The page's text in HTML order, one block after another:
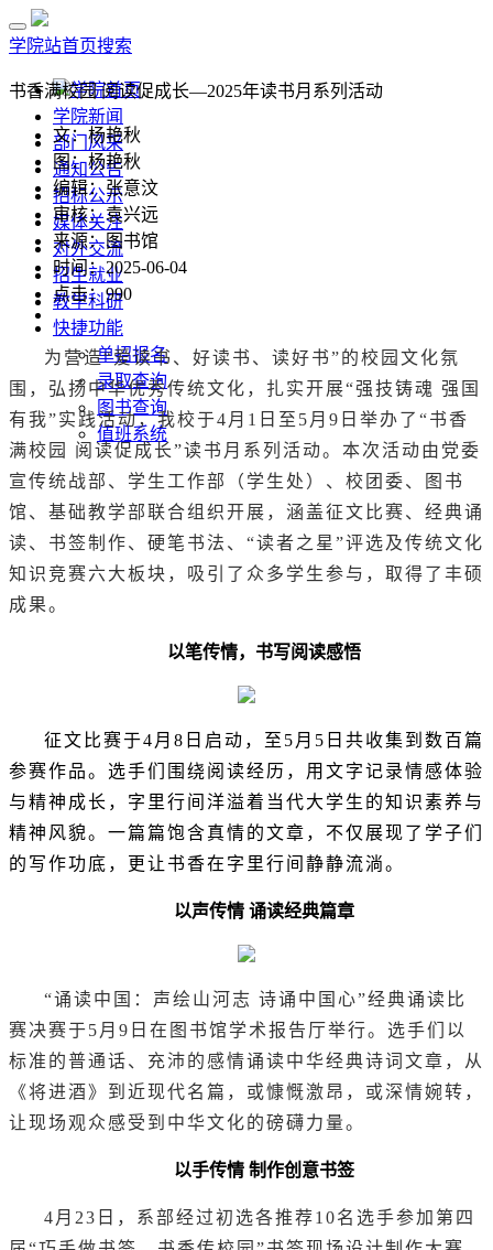
学院站首页搜索
学院首页
学院新闻
部门风采
通知公告
招标公示
媒体关注
对外交流
招生就业
教学科研
快捷功能
单招报名
录取查询
图书查询
值班系统
书香满校园 阅读促成长—2025年读书月系列活动
文：杨艳秋
图：杨艳秋
编辑：张意汶
审核：袁兴远
来源：图书馆
时间：2025-06-04
点击：990
为营造“爱读书、好读书、读好书”的校园文化氛
围，弘扬中华优秀传统文化，扎实开展“强技铸魂 强国
有我”实践活动，我校于4月1日至5月9日举办了“书香
满校园 阅读促成长”读书月系列活动。本次活动由党委
宣传统战部、学生工作部（学生处）、校团委、图书
馆、基础教学部联合组织开展，涵盖征文比赛、经典诵
读、书签制作、硬笔书法、“读者之星”评选及传统文化
知识竞赛六大板块，吸引了众多学生参与，取得了丰硕
成果。
以笔传情，书写阅读感悟
征文比赛于4月8日启动，至5月5日共收集到数百篇
参赛作品。选手们围绕阅读经历，用文字记录情感体验
与精神成长，字里行间洋溢着当代大学生的知识素养与
精神风貌。一篇篇饱含真情的文章，不仅展现了学子们
的写作功底，更让书香在字里行间静静流淌。
以声传情 诵读经典篇章
“诵读中国：声绘山河志 诗诵中国心”经典诵读比
赛决赛于5月9日在图书馆学术报告厅举行。选手们以
标准的普通话、充沛的感情诵读中华经典诗词文章，从
《将进酒》到近现代名篇，或慷慨激昂，或深情婉转，
让现场观众感受到中华文化的磅礴力量。
以手传情 制作创意书签
4月23日，系部经过初选各推荐10名选手参加第四